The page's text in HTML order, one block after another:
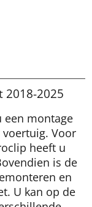
2018-2025
een montage
Voor
heeft u
is de
en
U kan op de